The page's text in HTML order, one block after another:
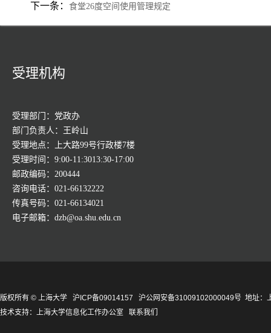
下一条： 食堂26度空间使用管理规定
受理机构
受理部门：党政办
部门负责人：王岭山
受理地点：上大路99号行政楼7楼
受理时间：9:00-11:3013:30-17:00
邮政编码：200444
咨询电话：021-66132222
传真号码：021-66134021
电子邮箱：dzb@oa.shu.edu.cn
版权所有 © 上海大学 沪ICP备09014157 沪公网安备31009102000049号 地址：
技术支持： 上海大学信息化工作办公室 联系我们